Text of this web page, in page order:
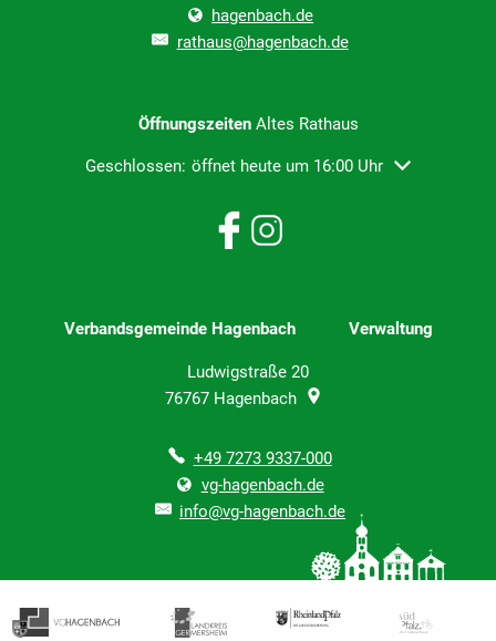
hagenbach.de
rathaus@hagenbach.de
ÖffnungszeitenAltes Rathaus
Klicken, um weitere Öffnungs- oder Schließzeiten
Geschlossen: öffnet heute um 16:00 Uhr
Verbandsgemeinde Hagenbach Verwaltung
Ludwigstraße 20
76767 Hagenbach
+49 7273 9337-000
vg-hagenbach.de
info@vg-hagenbach.de